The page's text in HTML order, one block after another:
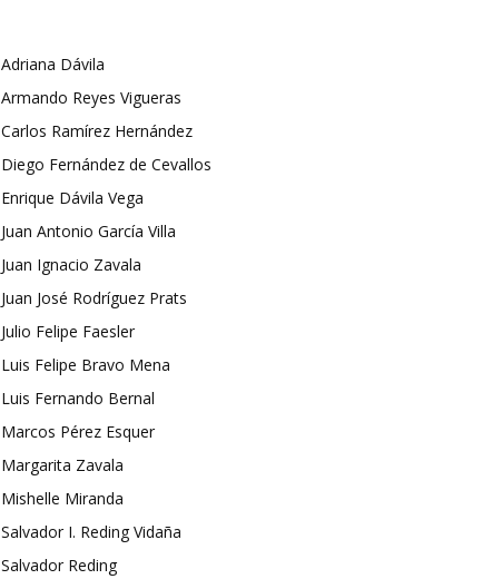
Adriana Dávila
Armando Reyes Vigueras
Carlos Ramírez Hernández
Diego Fernández de Cevallos
Enrique Dávila Vega
Juan Antonio García Villa
Juan Ignacio Zavala
Juan José Rodríguez Prats
Julio Felipe Faesler
Luis Felipe Bravo Mena
Luis Fernando Bernal
Marcos Pérez Esquer
Margarita Zavala
Mishelle Miranda
Salvador I. Reding Vidaña
Salvador Reding